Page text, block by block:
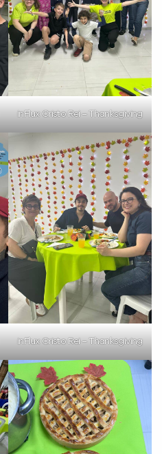
inFlux Cristo Rei – Thanksgiving
inFlux Cristo Rei – Thanksgiving